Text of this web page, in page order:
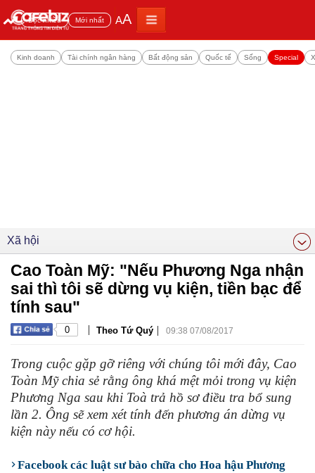
Đọc nhiều Mới nhất AA
Kinh doanh Tài chính ngân hàng Bất động sản Quốc tế Sống Special
Xã hội
Cao Toàn Mỹ: "Nếu Phương Nga nhận
sai thì tôi sẽ dừng vụ kiện, tiền bạc để
tính sau"
0 | Theo Tứ Quý | 09:38 07/08/2017
Trong cuộc gặp gỡ riêng với chúng tôi mới đây, Cao
Toàn Mỹ chia sẻ rằng ông khá mệt mỏi trong vụ kiện
Phương Nga sau khi Toà trả hồ sơ điều tra bổ sung
lần 2. Ông sẽ xem xét tính đến phương án dừng vụ
kiện này nếu có cơ hội.
Facebook các luật sư bào chữa cho Hoa hậu Phương